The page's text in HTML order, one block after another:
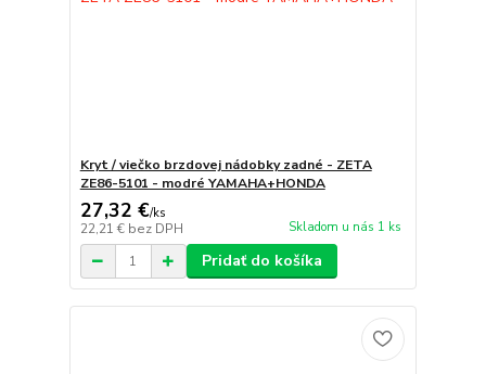
Kryt / viečko brzdovej nádobky zadné - ZETA
ZE86-5101 - modré YAMAHA+HONDA
27,32 €/ks
22,21 € bez DPH Skladom u nás 1 ks
Pridať do košíka